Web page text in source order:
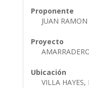
Proponente
JUAN
Proyecto
Ubicación
VILLA HAYES,